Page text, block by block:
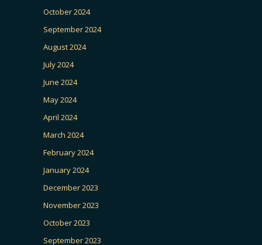
October 2024
September 2024
August 2024
July 2024
June 2024
May 2024
April 2024
March 2024
February 2024
January 2024
December 2023
November 2023
October 2023
September 2023